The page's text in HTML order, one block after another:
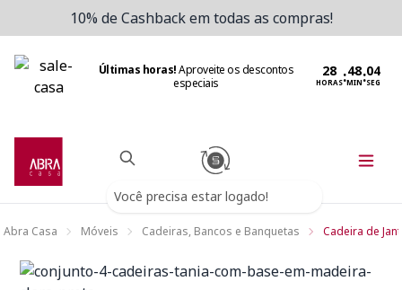
10% de Cashback em todas as compras!
Últimas horas!Aproveite os descontos
especiais
HORAS:MIN:SEG
Você precisa estar logado!
Abra Casa Móveis Cadeiras, Bancos e Banquetas Cadeira de